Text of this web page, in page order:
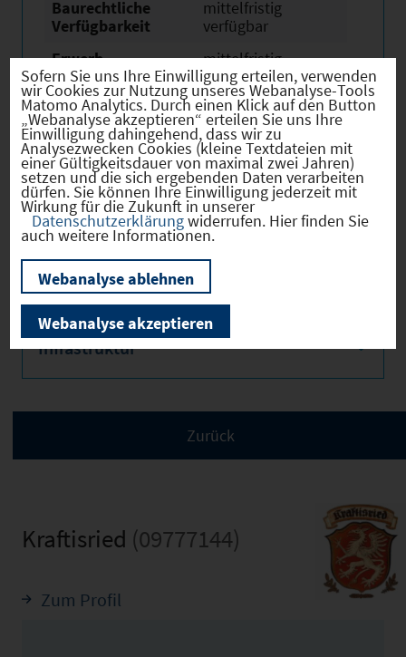
Baurechtliche
Verfügbarkeit
mittelfristig
verfügbar
Erwerb
mittelfristig
verfügbar
Eigentümer
öffentlich
Derzeitige Nutzung
Land- oder
Fortwirtschaftlich
Verkehr
Infrastruktur
Kraftisried (09777144)
Zum Profil
Sofern Sie uns Ihre Einwilligung erteilen, verwenden
wir Cookies zur Nutzung unseres Webanalyse-Tools
Matomo Analytics. Durch einen Klick auf den Button
„Webanalyse akzeptieren“ erteilen Sie uns Ihre
Einwilligung dahingehend, dass wir zu
Analysezwecken Cookies (kleine Textdateien mit
einer Gültigkeitsdauer von maximal zwei Jahren)
setzen und die sich ergebenden Daten verarbeiten
dürfen. Sie können Ihre Einwilligung jederzeit mit
Wirkung für die Zukunft in unserer
Datenschutzerklärungwiderrufen. Hier finden Sie
auch weitere Informationen.
Webanalyse ablehnen
Webanalyse akzeptieren